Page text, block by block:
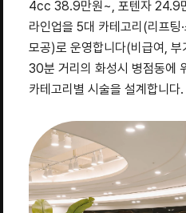
4cc 38.9만원~, 포텐자 24.9
라인업을 5대 카테고리(리프팅·
모공)로 운영합니다(비급여,
30분 거리의 화성시 병점동에
카테고리별 시술을 설계합니다.